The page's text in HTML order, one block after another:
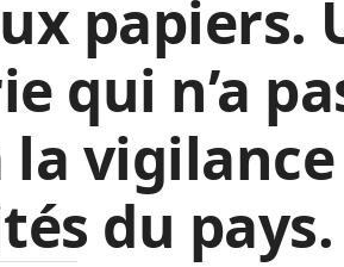
papiers.
qui n’a
la vigilance
du pays.